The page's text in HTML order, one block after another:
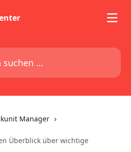
Manager
Überblick über wichtige